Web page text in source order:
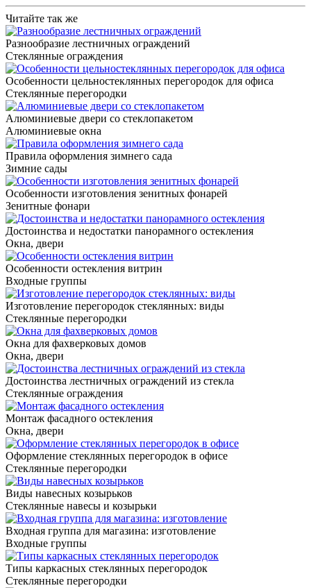
Читайте так же
Разнообразие лестничных ограждений
Стеклянные ограждения
Особенности цельностеклянных перегородок для офиса
Стеклянные перегородки
Алюминиевые двери со стеклопакетом
Алюминиевые окна
Правила оформления зимнего сада
Зимние сады
Особенности изготовления зенитных фонарей
Зенитные фонари
Достоинства и недостатки панорамного остекления
Окна, двери
Особенности остекления витрин
Входные группы
Изготовление перегородок стеклянных: виды
Стеклянные перегородки
Окна для фахверковых домов
Окна, двери
Достоинства лестничных ограждений из стекла
Стеклянные ограждения
Монтаж фасадного остекления
Окна, двери
Оформление стеклянных перегородок в офисе
Стеклянные перегородки
Виды навесных козырьков
Стеклянные навесы и козырьки
Входная группа для магазина: изготовление
Входные группы
Типы каркасных стеклянных перегородок
Стеклянные перегородки